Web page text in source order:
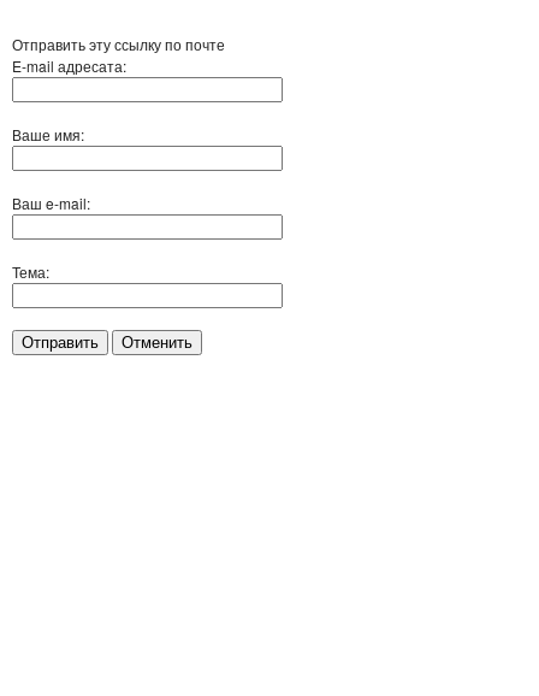
Отправить эту ссылку по почте
E-mail адресата:
Ваше имя:
Ваш e-mail:
Тема:
Отправить Отменить